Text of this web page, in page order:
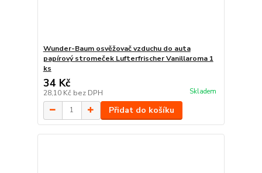
Wunder-Baum osvěžovač vzduchu do auta
papírový stromeček Lufterfrischer Vanillaroma 1
ks
34 Kč
28,10 Kč bez DPH Skladem
Přidat do košíku